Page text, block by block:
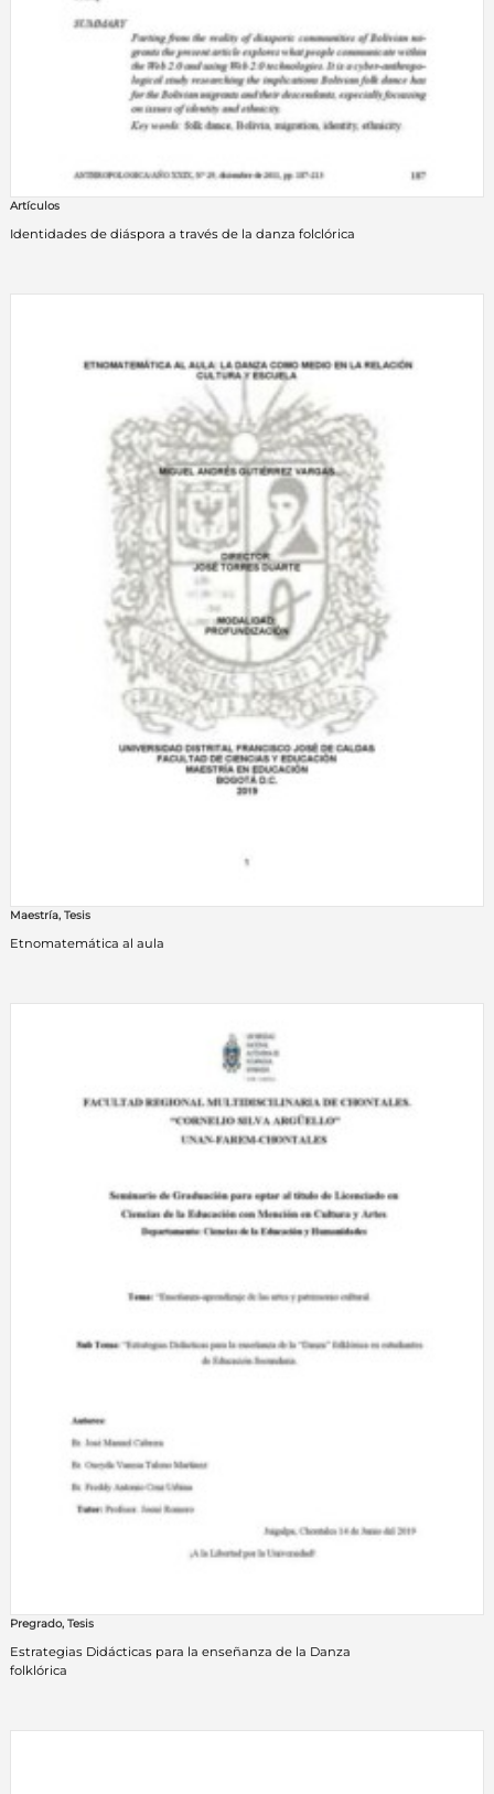
Artículos
Identidades de diáspora a través de la danza folclórica
Maestría, Tesis
Etnomatemática al aula
Pregrado, Tesis
Estrategias Didácticas para la enseñanza de la Danza
folklórica